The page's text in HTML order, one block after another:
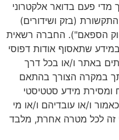
מדי פעם בדואר אלקטרוני
(בזק ושידורים)
מס' 40), התשס"ח-2008 ("חוק הספאם"). החברה רשאית
שתאסוף אודות דפוסי
באתר ו/או בכל דרך
במקרה הצורך בהתאם
ומסירת מידע סטטיסטי
ו/או עובדיהם ו/או מי
לכל מטרה אחרת, מלבד